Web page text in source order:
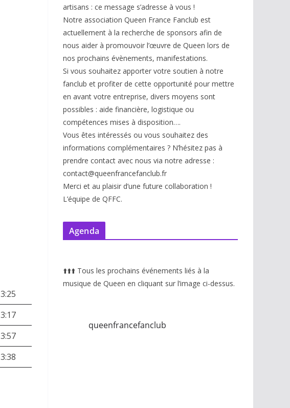
3:25
3:17
3:57
3:38
artisans : ce message s’adresse à vous !
Notre association Queen France Fanclub est
actuellement à la recherche de sponsors afin de
nous aider à promouvoir l’œuvre de Queen lors de
nos prochains évènements, manifestations.
Si vous souhaitez apporter votre soutien à notre
fanclub et profiter de cette opportunité pour mettre
en avant votre entreprise, divers moyens sont
possibles : aide financière, logistique ou
compétences mises à disposition….
Vous êtes intéressés ou vous souhaitez des
informations complémentaires ? N’hésitez pas à
prendre contact avec nous via notre adresse :
contact@queenfrancefanclub.fr
Merci et au plaisir d’une future collaboration !
L’équipe de QFFC.
Agenda
⬆️⬆️⬆️ Tous les prochains événements liés à la
musique de Queen en cliquant sur l’image ci-dessus.
queenfrancefanclub